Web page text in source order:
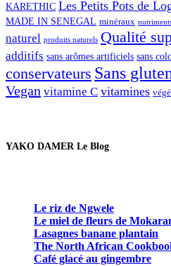
KARETHIC Les Petits Pots de
MADE IN SENEGAL minéraux
naturel produits naturels Qualité
additifs sans arômes artificiels sans
conservateurs Sans
Vegan vitamine C vitamines
YAKO DAMER Le Blog
Le riz de Ngwele
Le miel de fleurs de
Lasagnes banane plantain
The North African
Café glacé au gingembre